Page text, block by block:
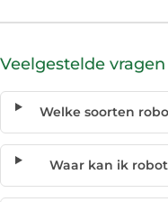
Veelgestelde vragen
Welke soorten
Waar kan ik